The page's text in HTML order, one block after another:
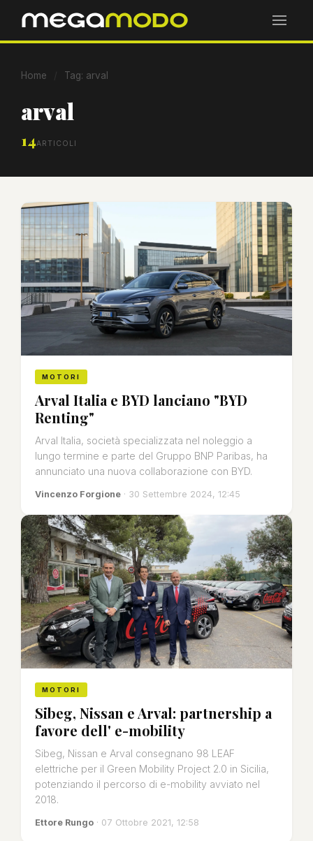
Home Tag: arval
arval
14ARTICOLI
MOTORI
Arval Italia e BYD lanciano "BYD
Renting"
Arval Italia, società specializzata nel noleggio a
lungo termine e parte del Gruppo BNP Paribas, ha
annunciato una nuova collaborazione con BYD.
Vincenzo Forgione · 30 Settembre 2024, 12:45
MOTORI
Sibeg, Nissan e Arval: partnership a
favore dell' e-mobility
Sibeg, Nissan e Arval consegnano 98 LEAF
elettriche per il Green Mobility Project 2.0 in Sicilia,
potenziando il percorso di e-mobility avviato nel
2018.
Ettore Rungo · 07 Ottobre 2021, 12:58